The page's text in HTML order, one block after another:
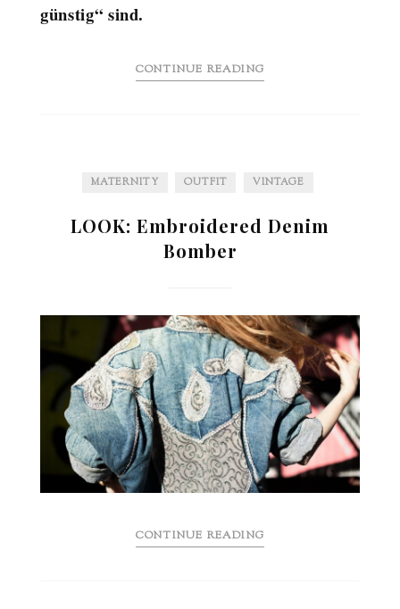
günstig“ sind.
CONTINUE READING
MATERNITY OUTFIT VINTAGE
LOOK: Embroidered Denim
Bomber
CONTINUE READING